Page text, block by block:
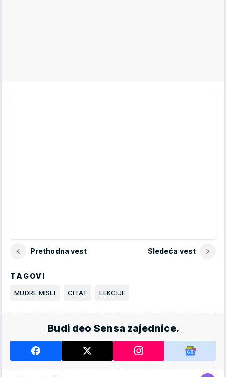
Prethodna vest Sledeća vest
TAGOVI
MUDRE MISLI CITAT LEKCIJE
Budi deo Sensa zajednice.